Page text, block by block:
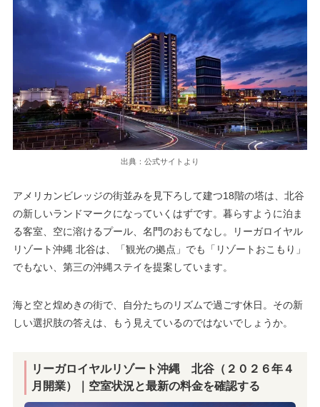
出典：公式サイトより
アメリカンビレッジの街並みを見下ろして建つ18階の塔は、北谷
の新しいランドマークになっていくはずです。暮らすように泊ま
る客室、空に溶けるプール、名門のおもてなし。リーガロイヤル
リゾート沖縄 北谷は、「観光の拠点」でも「リゾートおこもり」
でもない、第三の沖縄ステイを提案しています。
海と空と煌めきの街で、自分たちのリズムで過ごす休日。その新
しい選択肢の答えは、もう見えているのではないでしょうか。
リーガロイヤルリゾート沖縄 北谷（２０２６年４
月開業）
｜空室状況と最新の料金を確認する